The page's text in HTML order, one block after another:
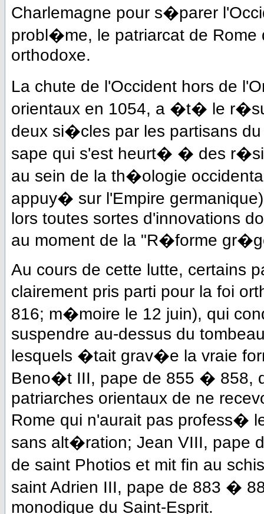
Charlemagne pour s�parer
probl�me, le patriarcat de
orthodoxe.
La chute de l'Occident hors de
orientaux en 1054, a �t� le
deux si�cles par les partisans
sape qui s'est heurt� � des
au sein de la th�ologie
appuy� sur l'Empire
lors toutes sortes d'innovations
au moment de la "R�forme
Au cours de cette lutte, certains
clairement pris parti pour la foi
816; m�moire le 12 juin), qui
suspendre au-dessus du
lesquels �tait grav�e la vraie
Beno�t III, pape de 855 � 858,
patriarches orientaux de ne
Rome qui n'aurait pas profess�
sans alt�ration; Jean VIII,
de saint Photios et mit fin au
saint Adrien III, pape de 883 �
monodique du Saint-Esprit.